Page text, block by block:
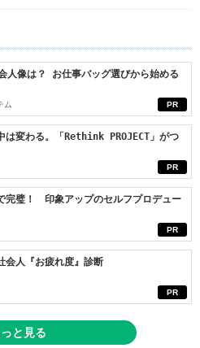
PR
人像は？ お仕事バッグ選びから始める
ム
PR
は変わる。「Rethink PROJECT」がつ
PR
完璧！ 印象アップのセルフプロデュー
PR
会人『お疲れ度』診断
と見る